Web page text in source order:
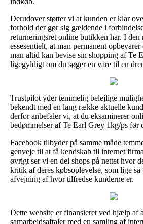
Derudover støtter vi at kunden er klar
forhold der gør sig gældende i
returneringsret online butikken har. I den
essesentielt, at man permanent
man altid kan bevise sin shopping af Te
ligegyldigt om du søger en vare til en
Trustpilot yder temmelig belejlige
bekendt med en lang række aktuelle
derfor anbefaler vi, at du eksaminerer
bedømmelser af Te Earl Grey 1kg/ps før
Facebook tilbyder på samme måde
genveje til at få kendskab til internet
øvrigt ser vi en del shops på nettet hvor
kritik af deres købsoplevelse, som lige
afvejning af hvor tilfredse kunderne er.
Dette website er finansieret ved hjælp af
samarbejdsaftaler med en samling af